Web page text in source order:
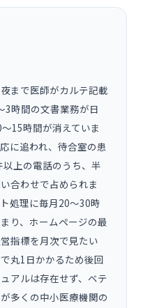
まで医師がカルテ記載
3時間の文書業務が日
15時間が消えていま
に追われ、待合室の患
上の電話のうち、半
合わせで占められま
処理に毎月20〜30時
り、ホームページの最
指標を月次で見たい
丸1日かかるため後回
アルは存在せず、ベテ
多くの中小医療機関の